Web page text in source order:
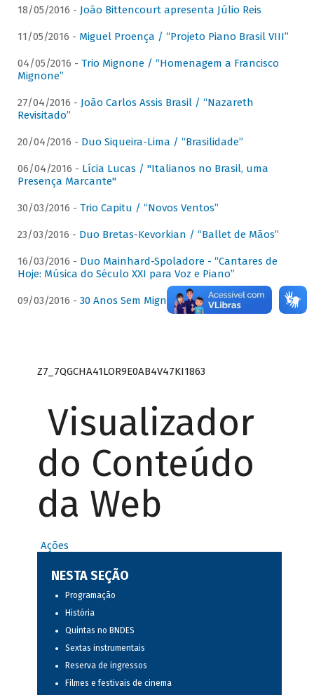
18/05/2016 - João Bittencourt apresenta Júlio Reis
11/05/2016 - Miguel Proença / “Projeto Piano Brasil VIII”
04/05/2016 - Trio Mignone / “Homenagem a Francisco
Mignone”
27/04/2016 - João Carlos Assis Brasil / “Nazareth
Revisitado”
20/04/2016 - Duo Siqueira-Lima / “Brasilidade”
06/04/2016 - Lícia Lucas / "Italianos no Brasil, uma
Presença Marcante"
30/03/2016 - Trio Capitu / “Novos Ventos”
23/03/2016 - Duo Bretas-Kevorkian / “Ballet de Mãos”
16/03/2016 - Duo Mainhard-Spoladore - “Cantares de
Hoje: Música do Século XXI para Voz e Piano”
09/03/2016 - 30 Anos Sem Mignone
Z7_7QGCHA41LOR9E0AB4V47KI1863
Visualizador
do Conteúdo
da Web
Ações
NESTA SEÇÃO
Programação
História
Quintas no BNDES
Sextas instrumentais
Reserva de ingressos
Filmes e festivais de cinema